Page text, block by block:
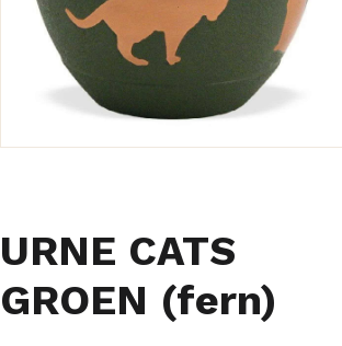
URNE CATS
GROEN (fern)